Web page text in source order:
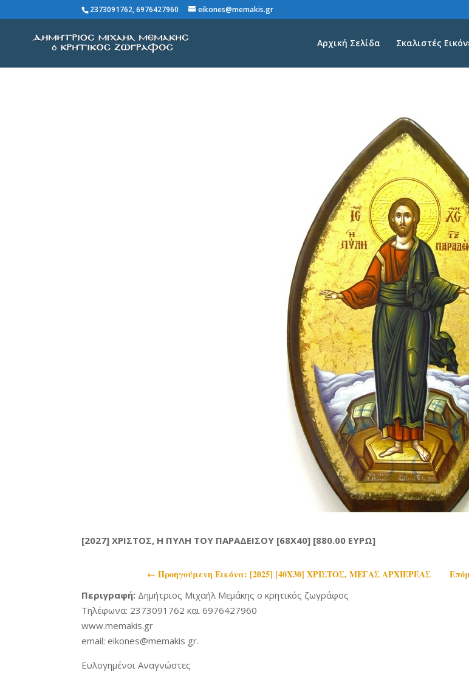
2373091762, 6976427960 eikones@memakis.gr
Αρχική Σελίδα Σκαλιστές
[2027] ΧΡΙΣΤΟΣ, Η ΠΥΛΗ ΤΟΥ ΠΑΡΑΔΕΙΣΟΥ [68X40] [880.00 ΕΥΡΩ]
← Προηγoύμενη Εικόνα: [2025] [40Χ30] ΧΡΙΣΤΟΣ, ΜΕΓΑΣ ΑΡΧΙΕΡΕΑΣ
Περιγραφή: Δημήτριος Μιχαήλ Μεμάκης ο κρητικός ζωγράφος
Τηλέφωνα: 2373091762 και 6976427960
www.memakis.gr
email: eikones@memakis gr.
Ευλογημένοι Αναγνώστες